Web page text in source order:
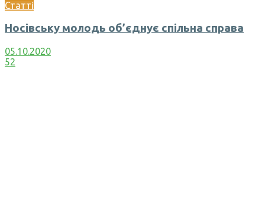
Статті
Носівську молодь об’єднує спільна справа
05.10.2020
52